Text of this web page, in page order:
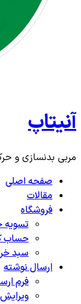
آنیتاپ
مربی بدنسازی و
صفحه اصلی
مقالات
فروشگاه
حساب
سبد
ارسال نوشته
فرم